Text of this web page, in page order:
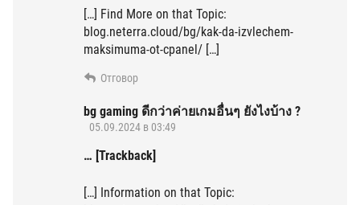
[…] Find More on that Topic:
blog.neterra.cloud/bg/kak-da-izvlechem-
maksimuma-ot-cpanel/ […]
Отговор
bg gaming ดีกว่าค่ายเกมอื่นๆ ยังไงบ้าง ?
05.09.2024 в 03:49
… [Trackback]
[…] Information on that Topic: